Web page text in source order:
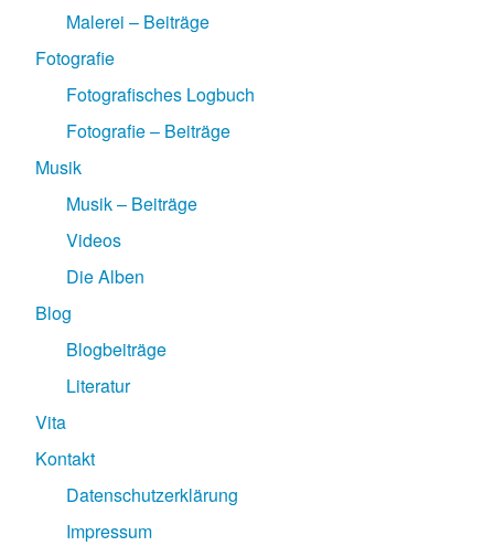
Malerei – Beiträge
Fotografie
Fotografisches Logbuch
Fotografie – Beiträge
Musik
Musik – Beiträge
Videos
Die Alben
Blog
Blogbeiträge
Literatur
Vita
Kontakt
Datenschutzerklärung
Impressum